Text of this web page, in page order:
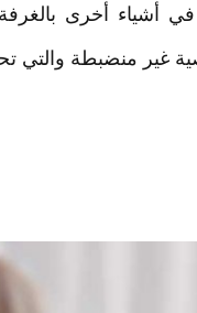
أشياء أخرى
غير منضبطة